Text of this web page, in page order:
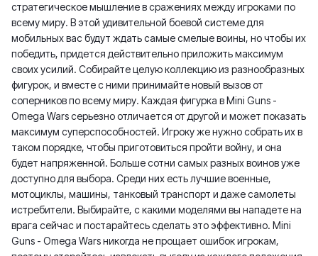
стратегическое мышление в сражениях между игроками по
всему миру. В этой удивительной боевой системе для
мобильных вас будут ждать самые смелые воины, но чтобы их
победить, придется действительно приложить максимум
своих усилий. Собирайте целую коллекцию из разнообразных
фигурок, и вместе с ними принимайте новый вызов от
соперников по всему миру. Каждая фигурка в Mini Guns -
Omega Wars серьезно отличается от другой и может показать
максимум суперспособностей. Игроку же нужно собрать их в
таком порядке, чтобы приготовиться пройти войну, и она
будет напряженной. Больше сотни самых разных воинов уже
доступно для выбора. Среди них есть лучшие военные,
мотоциклы, машины, танковый транспорт и даже самолеты
истребители. Выбирайте, с какими моделями вы нападете на
врага сейчас и постарайтесь сделать это эффективно. Mini
Guns - Omega Wars никогда не прощает ошибок игрокам,